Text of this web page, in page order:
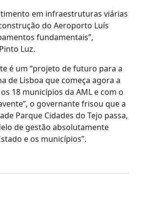
em infraestruturas viárias
do Aeroporto Luís
fundamentais”,
Luz.
é um “projeto de futuro para a
de Lisboa que começa agora a
18 municípios da AML e com o
o governante frisou que a
Parque Cidades do Tejo passa,
de gestão absolutamente
e os municípios”.